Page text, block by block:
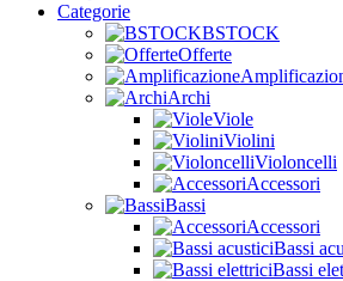
Categorie
BSTOCK
Offerte
Archi
Viole
Violini
Violoncelli
Accessori
Bassi
Accessori
Bassi
Bassi